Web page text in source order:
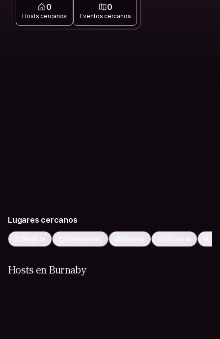
0
Hosts cercanos
0
Eventos cercanos
Lugares cercanos
Seattle Vancouver Surrey Victoria
Hosts en Burnaby